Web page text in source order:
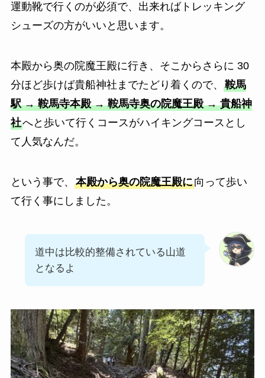
運動靴で行くのが必須で、出来ればトレッキング
シューズの方がいいと思います。
本殿から奥の院魔王殿に行き、そこからさらに 30
分ほど歩けば貴船神社までたどり着くので、 鞍馬
駅 → 鞍馬寺本殿 → 鞍馬寺奥の院魔王殿 → 貴船神
社へと歩いて行くコースがハイキングコースとし
て人気なんだ。
という事で、 本殿から奥の院魔王殿に向って歩い
て行く事にしました。
道中は比較的整備されている山道
となるよ